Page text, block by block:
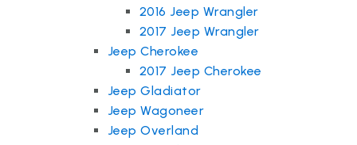
2016 Jeep Wrangler
2017 Jeep Wrangler
Jeep Cherokee
2017 Jeep Cherokee
Jeep Gladiator
Jeep Wagoneer
Jeep Overland